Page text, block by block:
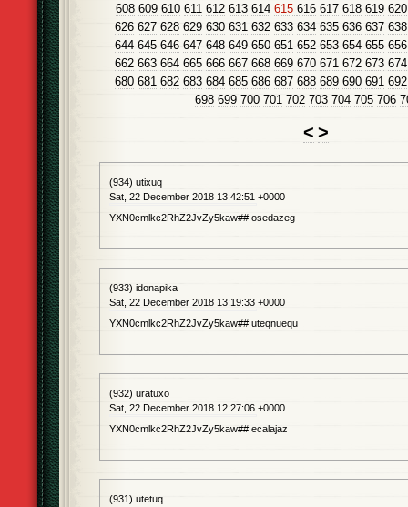
608 609 610 611 612 613 614 615 616 617 618 619 620
626 627 628 629 630 631 632 633 634 635 636 637 638
644 645 646 647 648 649 650 651 652 653 654 655 656
662 663 664 665 666 667 668 669 670 671 672 673 674
680 681 682 683 684 685 686 687 688 689 690 691 692
698 699 700 701 702 703 704 705 706
< >
(934) utixuq
Sat, 22 December 2018 13:42:51 +0000
YXN0cmlkc2RhZ2JvZy5kaw## osedazeg
(933) idonapika
Sat, 22 December 2018 13:19:33 +0000
YXN0cmlkc2RhZ2JvZy5kaw## uteqnuequ
(932) uratuxo
Sat, 22 December 2018 12:27:06 +0000
YXN0cmlkc2RhZ2JvZy5kaw## ecalajaz
(931) utetuq